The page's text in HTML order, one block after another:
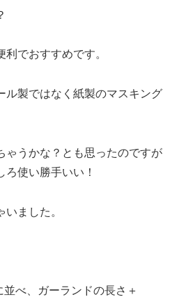
でおすすめです。
ル製ではなく紙製のマスキング
ゃうかな？とも思ったのですが
使い勝手いい！
いました。
べ、ガーランドの長さ＋